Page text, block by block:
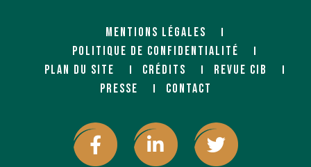
MENTIONS LÉGALES
POLITIQUE DE CONFIDENTIALITÉ
PLAN DU SITE
CRÉDITS
REVUE CIB
PRESSE
CONTACT